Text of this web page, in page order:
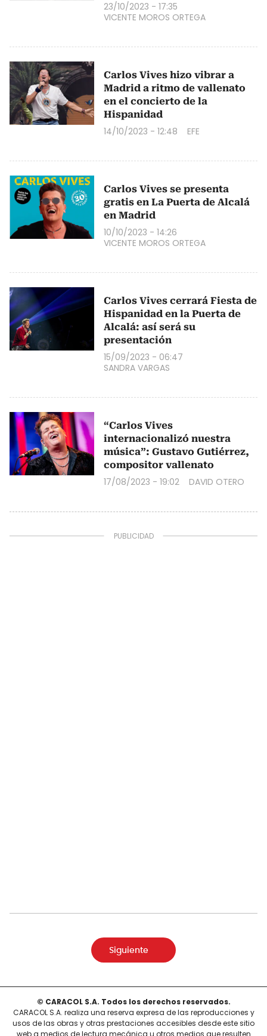
23/10/2023 - 17:35
VICENTE MOROS ORTEGA
Carlos Vives hizo vibrar a
Madrid a ritmo de vallenato
en el concierto de la
Hispanidad
14/10/2023 - 12:48 EFE
Carlos Vives se presenta
gratis en La Puerta de Alcalá
en Madrid
10/10/2023 - 14:26
VICENTE MOROS ORTEGA
Carlos Vives cerrará Fiesta de
Hispanidad en la Puerta de
Alcalá: así será su
presentación
15/09/2023 - 06:47
SANDRA VARGAS
“Carlos Vives
internacionalizó nuestra
música”: Gustavo Gutiérrez,
compositor vallenato
17/08/2023 - 19:02 DAVID OTERO
Siguiente
© CARACOL S.A. Todos los derechos reservados.
CARACOL S.A. realiza una reserva expresa de las reproducciones y
usos de las obras y otras prestaciones accesibles desde este sitio
web a medios de lectura mecánica u otros medios que resulten